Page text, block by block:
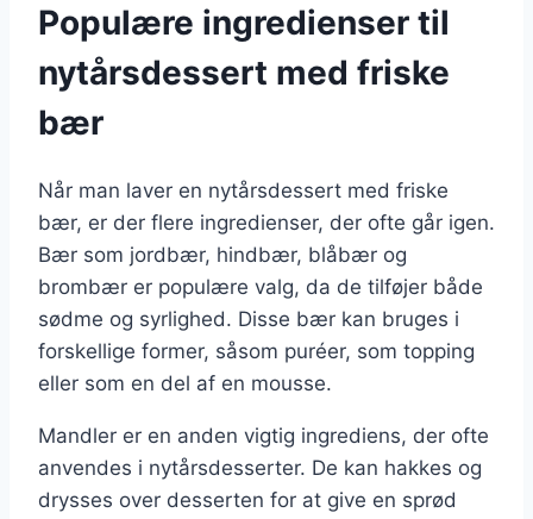
Populære ingredienser til
nytårsdessert med friske
bær
Når man laver en nytårsdessert med friske
bær, er der flere ingredienser, der ofte går igen.
Bær som jordbær, hindbær, blåbær og
brombær er populære valg, da de tilføjer både
sødme og syrlighed. Disse bær kan bruges i
forskellige former, såsom puréer, som topping
eller som en del af en mousse.
Mandler er en anden vigtig ingrediens, der ofte
anvendes i nytårsdesserter. De kan hakkes og
drysses over desserten for at give en sprød